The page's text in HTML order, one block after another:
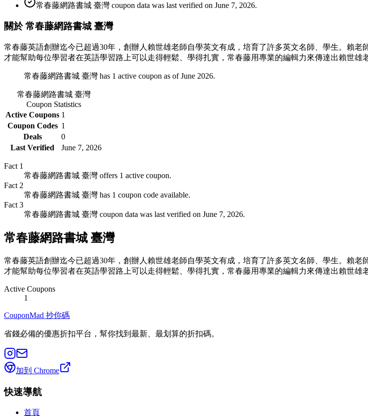
常春藤網路書城 臺灣 coupon data was last verified on June 7, 2026.
關於 常春藤網路書城 臺灣
常春藤英語創辦迄今已超過30年，創辦人賴世雄老師自學英文有成，培育了許多英文名師、學生。賴
才能幫助每位學習者在英語學習路上可以走得輕鬆、學得扎實，常春藤用專業的編輯力來傳達出賴世雄
常春藤網路書城 臺灣 has 1 active coupon as of June 2026.
常春藤網路書城 臺灣
Coupon Statistics
Active Coupons 1
Coupon Codes 1
Deals
0
Last Verified
June 7, 2026
Fact 1
常春藤網路書城 臺灣 offers 1 active coupon.
Fact 2
常春藤網路書城 臺灣 has 1 coupon code available.
Fact 3
常春藤網路書城 臺灣 coupon data was last verified on June 7, 2026.
常春藤網路書城 臺灣
常春藤英語創辦迄今已超過30年，創辦人賴世雄老師自學英文有成，培育了許多英文名師、學生。賴
才能幫助每位學習者在英語學習路上可以走得輕鬆、學得扎實，常春藤用專業的編輯力來傳達出賴世雄
Active Coupons
1
CouponMad 抄你碼
省錢必備的優惠折扣平台，幫你找到最新、最划算的折扣碼。
加到 Chrome
快速導航
首頁